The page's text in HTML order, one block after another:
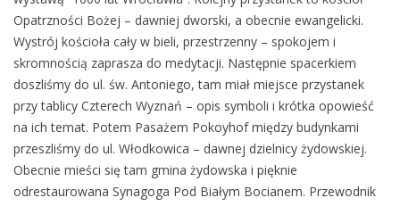
Opatrzności Bożej – dawniej dworski, a obecnie ewangelicki.
Wystrój kościoła cały w bieli, przestrzenny – spokojem i
skromnością zaprasza do medytacji. Następnie spacerkiem
doszliśmy do ul. św. Antoniego, tam miał miejsce przystanek
przy tablicy Czterech Wyznań – opis symboli i krótka opowieść
na ich temat. Potem Pasażem Pokoyhof między budynkami
przeszliśmy do ul. Włodkowica – dawnej dzielnicy żydowskiej.
Obecnie mieści się tam gmina żydowska i pięknie
odrestaurowana Synagoga Pod Białym Bocianem. Przewodnik